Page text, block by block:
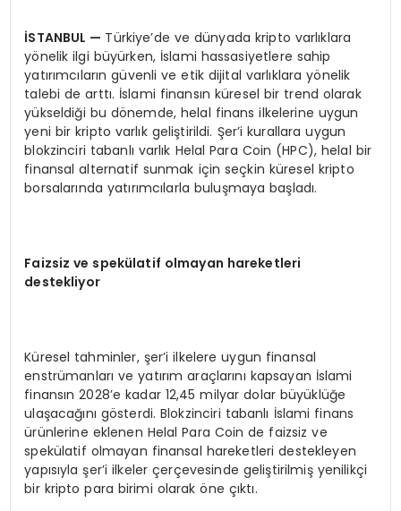
İSTANBUL — Türkiye’de ve dünyada kripto varlıklara
yönelik ilgi büyürken, İslami hassasiyetlere sahip
yatırımcıların güvenli ve etik dijital varlıklara yönelik
talebi de arttı. İslami finansın küresel bir trend olarak
yükseldiği bu dönemde, helal finans ilkelerine uygun
yeni bir kripto varlık geliştirildi. Şer’i kurallara uygun
blokzinciri tabanlı varlık Helal Para Coin (HPC), helal bir
finansal alternatif sunmak için seçkin küresel kripto
borsalarında yatırımcılarla buluşmaya başladı.
Faizsiz ve spekülatif olmayan hareketleri
destekliyor
Küresel tahminler, şer’i ilkelere uygun finansal
enstrümanları ve yatırım araçlarını kapsayan İslami
finansın 2028’e kadar 12,45 milyar dolar büyüklüğe
ulaşacağını gösterdi. Blokzinciri tabanlı İslami finans
ürünlerine eklenen Helal Para Coin de faizsiz ve
spekülatif olmayan finansal hareketleri destekleyen
yapısıyla şer’i ilkeler çerçevesinde geliştirilmiş yenilikçi
bir kripto para birimi olarak öne çıktı.